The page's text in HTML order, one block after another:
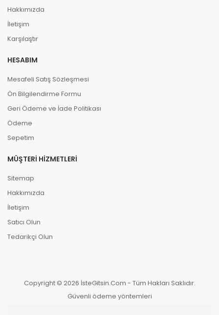
Hakkımızda
İletişim
Karşılaştır
HESABIM
Mesafeli Satış Sözleşmesi
Ön Bilgilendirme Formu
Geri Ödeme ve İade Politikası
Ödeme
Sepetim
MÜŞTERI HIZMETLERI
Sitemap
Hakkımızda
İletişim
Satıcı Olun
Tedarikçi Olun
Copyright © 2026 İsteGitsin.Com - Tüm Hakları Saklıdır.
Güvenli ödeme yöntemleri